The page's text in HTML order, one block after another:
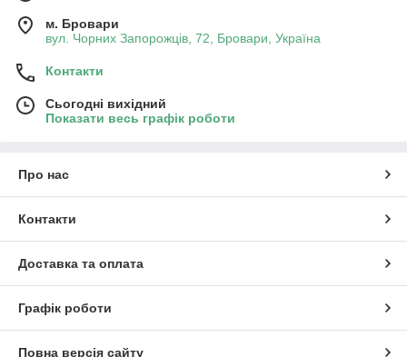
м. Бровари
вул. Чорних Запорожців, 72, Бровари, Україна
Контакти
Сьогодні вихідний
Показати весь графік роботи
Про нас
Контакти
Доставка та оплата
Графік роботи
Повна версія сайту